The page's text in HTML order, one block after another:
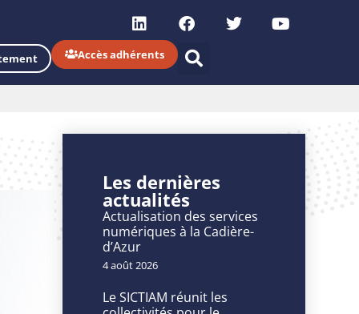
Accès adhérents
Les dernières
actualités
Actualisation des services
numériques à la Cadière-
d’Azur
4 août 2026
Le SICTIAM réunit les